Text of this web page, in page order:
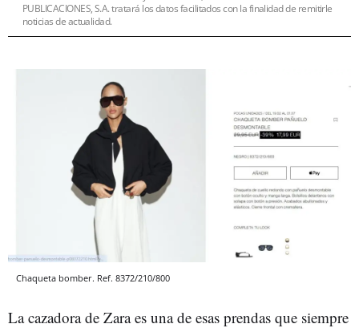
PUBLICACIONES, S.A. tratará los datos facilitados con la finalidad de remitirle
noticias de actualidad.
Chaqueta bomber. Ref. 8372/210/800
La cazadora de Zara es una de esas prendas que siempre